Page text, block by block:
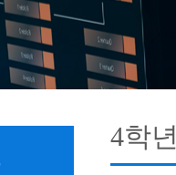
4학년